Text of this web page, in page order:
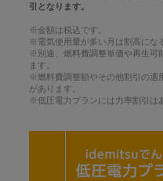
引となります。
※金額は税込です。
※電気使用量が多い月は割高にな
※別途、燃料費調整単価や再生可
ます。
※燃料費調整額やその他割引の適
があります。
※低圧電力プランには力率割引は